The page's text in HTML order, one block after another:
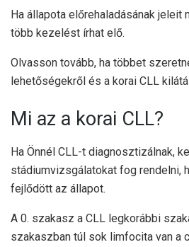
Ha állapota előrehaladásának jeleit
több kezelést írhat elő.
Olvasson tovább, ha többet
lehetőségekről és a korai CLL
Mi az a korai CLL?
Ha Önnél CLL-t diagnosztizálnak,
stádiumvizsgálatokat fog rendelni,
fejlődött az állapot.
A 0. szakasz a CLL legkorábbi
szakaszban túl sok limfocita van a